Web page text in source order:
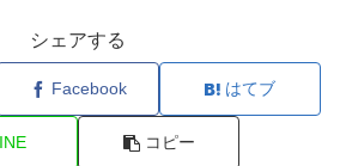
シェアする
Facebook はてブ
コピー